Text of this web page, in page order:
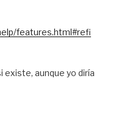
features.html#refi
existe, aunque yo diría